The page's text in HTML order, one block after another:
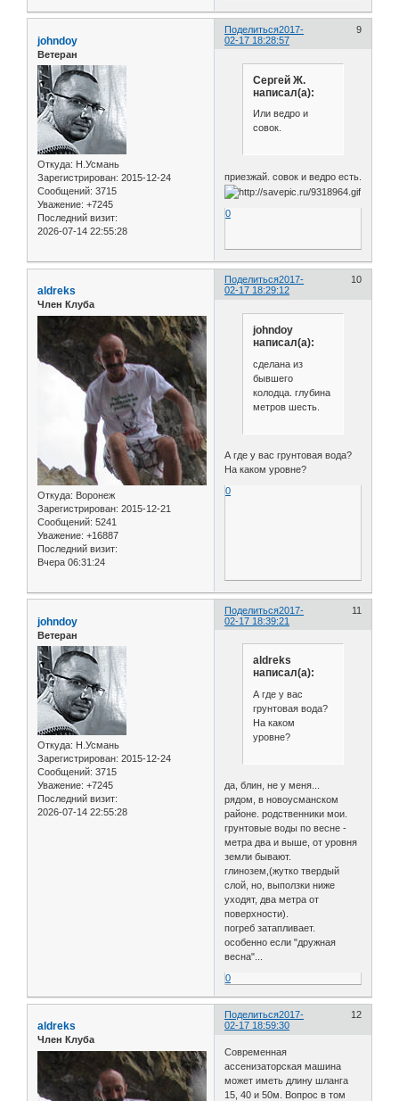
Поделиться 9
2017-
02-17 18:28:57
johndoy
Ветеран
Откуда: Н.Усмань
Зарегистрирован: 2015-12-24
Сообщений: 3715
Уважение: +7245
Последний визит:
2026-07-14 22:55:28
Сергей Ж.
написал(а):
Или ведро и
совок.
приезжай. совок и ведро есть.
0
Поделиться 10
2017-
02-17 18:29:12
aldreks
Член Клуба
Откуда: Воронеж
Зарегистрирован: 2015-12-21
Сообщений: 5241
Уважение: +16887
Последний визит:
Вчера 06:31:24
johndoy
написал(а):
сделана из
бывшего
колодца. глубина
метров шесть.
А где у вас грунтовая вода?
На каком уровне?
0
Поделиться 11
2017-
02-17 18:39:21
johndoy
Ветеран
Откуда: Н.Усмань
Зарегистрирован: 2015-12-24
Сообщений: 3715
Уважение: +7245
Последний визит:
2026-07-14 22:55:28
aldreks
написал(а):
А где у вас
грунтовая вода?
На каком
уровне?
да, блин, не у меня...
рядом, в новоусманском
районе. родственники мои.
грунтовые воды по весне -
метра два и выше, от уровня
земли бывают.
глинозем,(жутко твердый
слой, но, выползки ниже
уходят, два метра от
поверхности).
погреб затапливает.
особенно если "дружная
весна"...
0
Поделиться 12
2017-
02-17 18:59:30
aldreks
Член Клуба
Современная
ассенизаторская машина
может иметь длину шланга
15, 40 и 50м. Вопрос в том